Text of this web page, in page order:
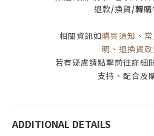
退款/換貨/轉購
相關資訊如購買須知 、
明 、 退換貨
若有疑慮請點擊前往詳細
支持、配合及
ADDITIONAL DETAILS